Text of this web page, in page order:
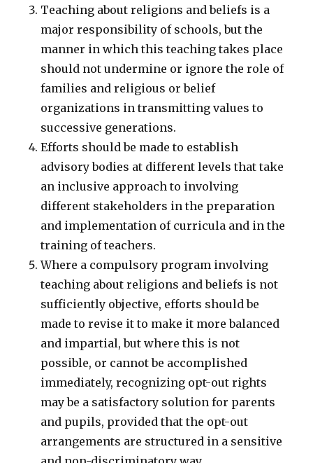
Teaching about religions and beliefs is a
major responsibility of schools, but the
manner in which this teaching takes place
should not undermine or ignore the role of
families and religious or belief
organizations in transmitting values to
successive generations.
Efforts should be made to establish
advisory bodies at different levels that take
an inclusive approach to involving
different stakeholders in the preparation
and implementation of curricula and in the
training of teachers.
Where a compulsory program involving
teaching about religions and beliefs is not
sufficiently objective, efforts should be
made to revise it to make it more balanced
and impartial, but where this is not
possible, or cannot be accomplished
immediately, recognizing opt-out rights
may be a satisfactory solution for parents
and pupils, provided that the opt-out
arrangements are structured in a sensitive